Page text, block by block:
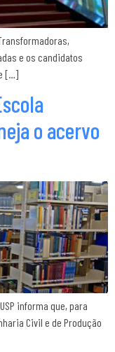
e os candidatos
[…]
o acervo
informa que, para
Civil e de Produção